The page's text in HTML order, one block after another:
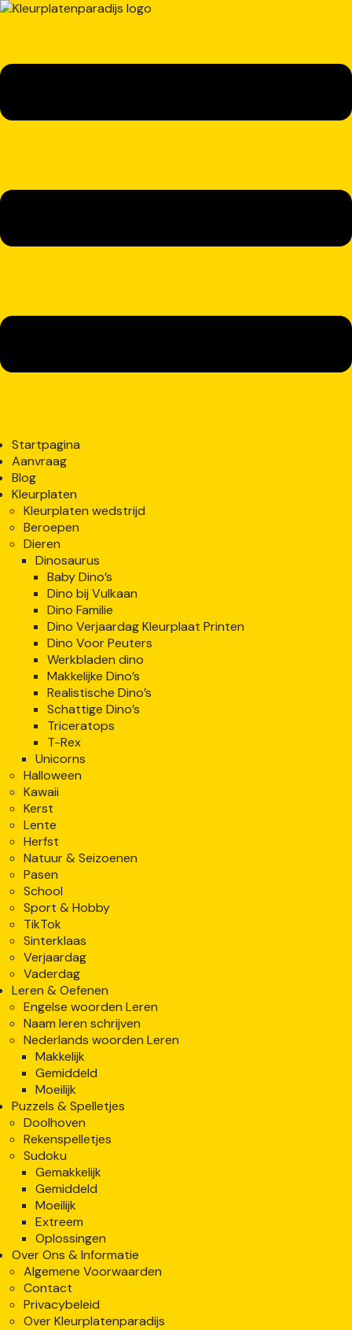
Startpagina
Aanvraag
Blog
Kleurplaten
Kleurplaten wedstrijd
Beroepen
Dieren
Dinosaurus
Baby Dino’s
Dino bij Vulkaan
Dino Familie
Dino Verjaardag Kleurplaat Printen
Dino Voor Peuters
Werkbladen dino
Makkelijke Dino’s
Realistische Dino’s
Schattige Dino’s
Triceratops
T-Rex
Unicorns
Halloween
Kawaii
Kerst
Lente
Herfst
Natuur & Seizoenen
Pasen
School
Sport & Hobby
TikTok
Sinterklaas
Verjaardag
Vaderdag
Leren & Oefenen
Engelse woorden Leren
Naam leren schrijven
Nederlands woorden Leren
Makkelijk
Gemiddeld
Moeilijk
Puzzels & Spelletjes
Doolhoven
Rekenspelletjes
Sudoku
Gemakkelijk
Gemiddeld
Moeilijk
Extreem
Oplossingen
Over Ons & Informatie
Algemene Voorwaarden
Contact
Privacybeleid
Over Kleurplatenparadijs